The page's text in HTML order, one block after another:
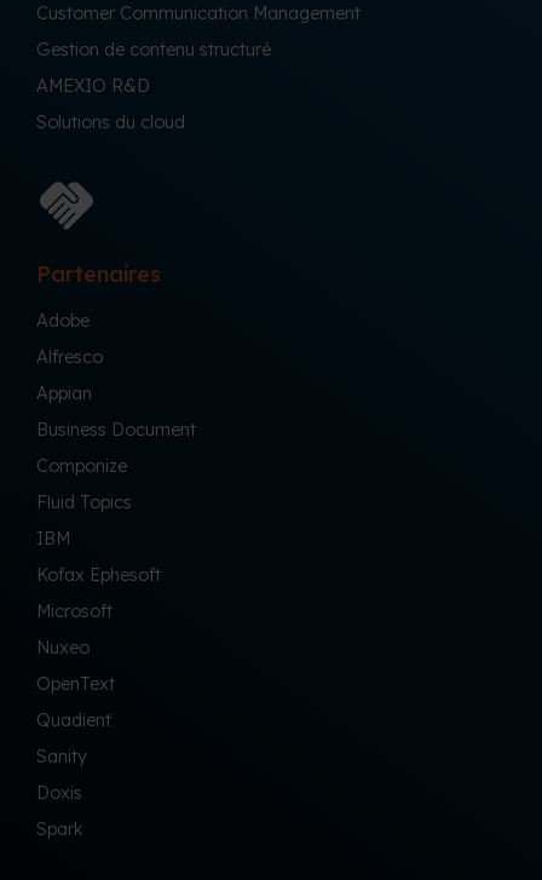
Customer Communication Management
Gestion de contenu structuré
AMEXIO R&D
Solutions du cloud
Partenaires
Adobe
Alfresco
Appian
Business Document
Componize
Fluid Topics
IBM
Kofax Ephesoft
Microsoft
Nuxeo
OpenText
Quadient
Sanity
Doxis
Spark